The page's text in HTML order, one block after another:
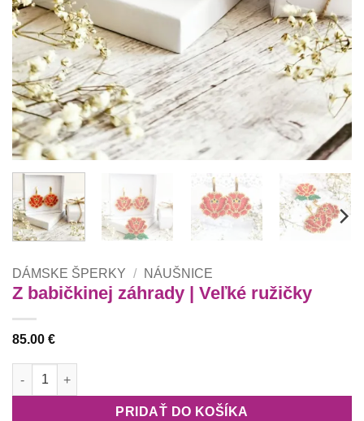
DÁMSKE ŠPERKY / NÁUŠNICE
Z babičkinej záhrady | Veľké ružičky
85.00 €
množstvo Z babičkinej záhrady | Veľké ružičky
PRIDAŤ DO KOŠÍKA